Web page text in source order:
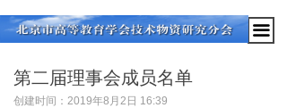
끀
第二届理事会成员名单
创建时间： 2019年8月2日 16:39